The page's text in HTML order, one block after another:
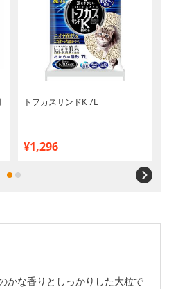
トフカスサンドK 7L
¥1,296
かな香りとしっかりした大粒で